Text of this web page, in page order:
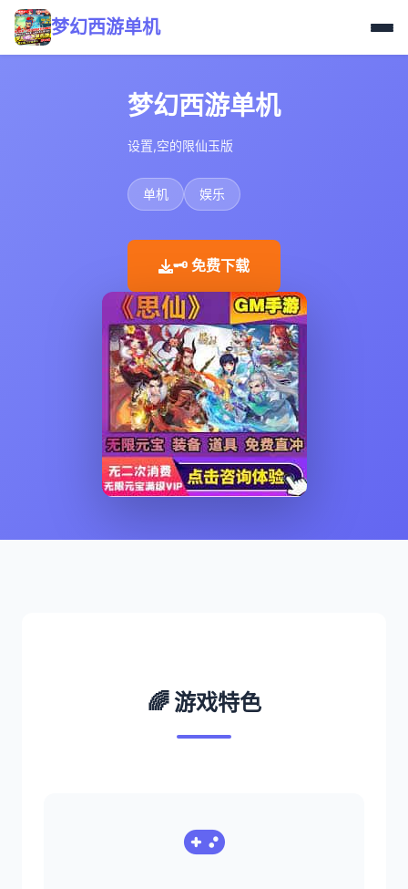
梦幻西游单机
梦幻西游单机
设置,空的限仙玉版
单机 娱乐
🗝️ 免费下载
🌈 游戏特色